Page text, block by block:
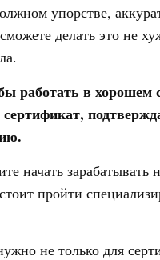
упорстве,
делать это не
работать в хорошем
сертификат,
начать зарабатывать
пройти
не только для